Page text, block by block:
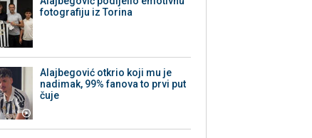
fotografiju iz Torina
Alajbegović otkrio koji mu je
nadimak, 99% fanova to prvi put
čuje